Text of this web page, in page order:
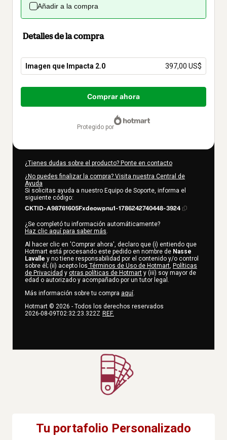
Añadir a la compra
Detalles de la compra
Imagen que Impacta 2.0 397,00 US$
Total
397,00 US$
Comprar ahora
protegido por
¿Tienes dudas sobre el producto? Ponte en contacto
¿No puedes finalizar la compra? Visita nuestra Central de
Ayuda
Si solicitas ayuda a nuestro Equipo de Soporte, informa el
siguiente código:
CKTID-A98761605Fxdeowpnu1-1786242740448-3924
¿Se completó tu información automáticamente?
Haz clic aquí para saber más.
Al hacer clic en 'Comprar ahora', declaro que (i) entiendo que
Hotmart está procesando este pedido en nombre de Nasse
Lavalle y no tiene responsabilidad por el contenido y/o control
sobre él; (ii) acepto los Términos de Uso de Hotmart, Políticas
de Privacidad y otras políticas de Hotmart y (iii) soy mayor de
edad o autorizado y acompañado por un tutor legal.
Más información sobre tu compra aquí.
Hotmart © 2026 - Todos los derechos reservados
2026-08-09T02:32:23.322Z REF.
Tu portafolio Personalizado